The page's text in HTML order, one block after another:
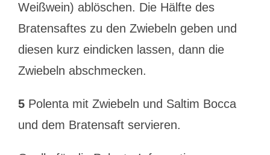
Weißwein) ablöschen. Die Hälfte des
Bratensaftes zu den Zwiebeln geben und
diesen kurz eindicken lassen, dann die
Zwiebeln abschmecken.
5Polenta mit Zwiebeln und Saltim Bocca
und dem Bratensaft servieren.